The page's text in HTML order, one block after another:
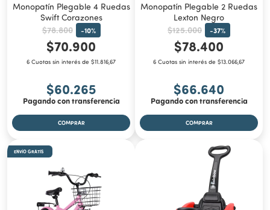
Monopatín Plegable 4 Ruedas
Swift Corazones
$78.800 -10%
$70.900
6 Cuotas sin interés de $11.816,67
$60.265
Pagando con transferencia
Monopatín Plegable 2 Ruedas
Lexton Negro
$125.000 -37%
$78.400
6 Cuotas sin interés de $13.066,67
$66.640
Pagando con transferencia
ENVÍO GRATIS